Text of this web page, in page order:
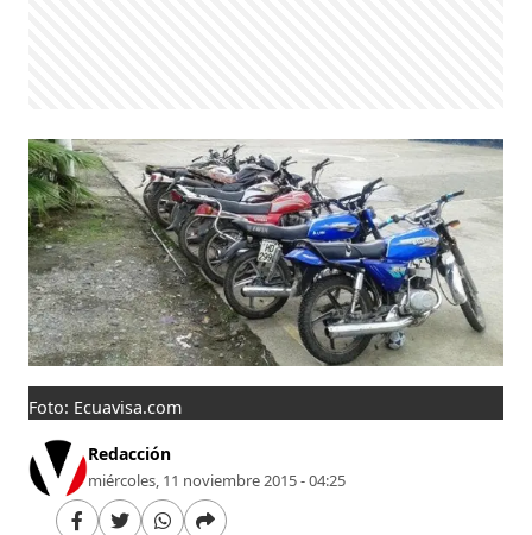
Foto: Ecuavisa.com
Redacción
miércoles, 11 noviembre 2015 - 04:25